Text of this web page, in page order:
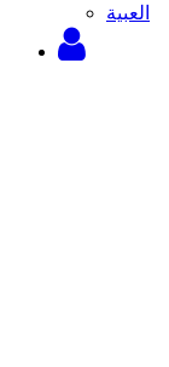
‫العبية